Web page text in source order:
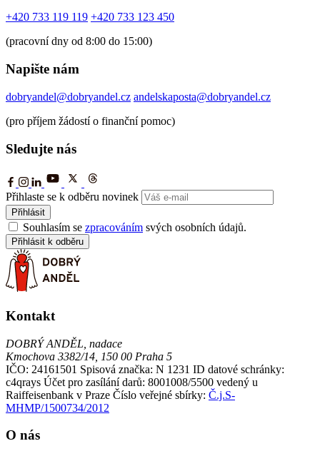
+420 733 119 119 +420 733 123 450
(pracovní dny od 8:00 do 15:00)
Napište nám
dobryandel@dobryandel.cz andelskaposta@dobryandel.cz
(pro příjem žádostí o finanční pomoc)
Sledujte nás
Přihlaste se k odběru novinek
Přihlásit
Souhlasím se zpracováním svých osobních údajů.
Přihlásit k odběru
Kontakt
DOBRÝ ANDĚL, nadace
Kmochova 3382/14, 150 00 Praha 5
IČO: 24161501 Spisová značka: N 1231 ID datové schránky:
c4qrays Účet pro zasílání darů: 8001008/5500 vedený u
Raiffeisenbank v Praze Číslo veřejné sbírky: Č.j.S-
MHMP/1500734/2012
O nás